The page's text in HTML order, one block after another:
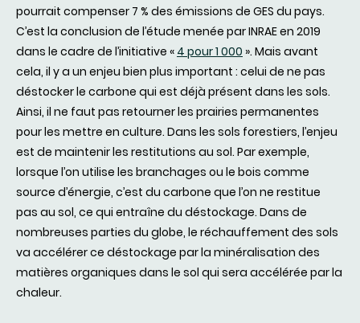
pourrait compenser 7 % des émissions de GES du pays.
C’est la conclusion de l’étude menée par INRAE en 2019
dans le cadre de l’initiative « 4 pour 1 000 ». Mais avant
cela, il y a un enjeu bien plus important : celui de ne pas
déstocker le carbone qui est déjà présent dans les sols.
Ainsi, il ne faut pas retourner les prairies permanentes
pour les mettre en culture. Dans les sols forestiers, l’enjeu
est de maintenir les restitutions au sol. Par exemple,
lorsque l’on utilise les branchages ou le bois comme
source d’énergie, c’est du carbone que l’on ne restitue
pas au sol, ce qui entraîne du déstockage. Dans de
nombreuses parties du globe, le réchauffement des sols
va accélérer ce déstockage par la minéralisation des
matières organiques dans le sol qui sera accélérée par la
chaleur.